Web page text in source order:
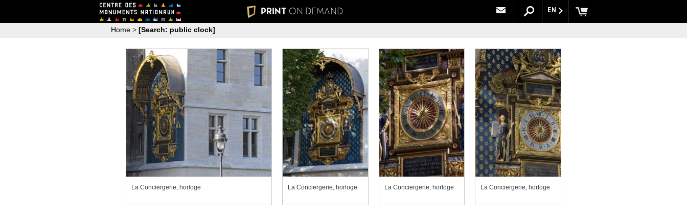
EN
PRINT ON DEMAND
Home > [Search: public clock]
La Conciergerie, horloge La Conciergerie, horloge La Conciergerie, horloge La Conciergerie, horloge